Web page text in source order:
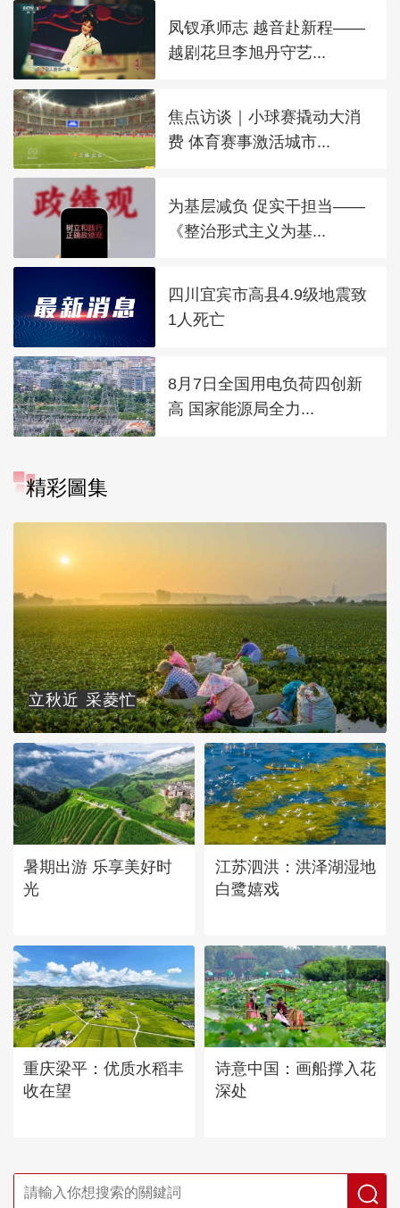
凤钗承师志 越音赴新程——
越剧花旦李旭丹守艺...
焦点访谈｜小球赛撬动大消
费 体育赛事激活城市...
为基层减负 促实干担当——
《整治形式主义为基...
四川宜宾市高县4.9级地震致
1人死亡
8月7日全国用电负荷四创新
高 国家能源局全力...
精彩圖集
立秋近 采菱忙
暑期出游 乐享美好时
光
江苏泗洪：洪泽湖湿地
白鹭嬉戏
重庆梁平：优质水稻丰
收在望
诗意中国：画船撑入花
深处